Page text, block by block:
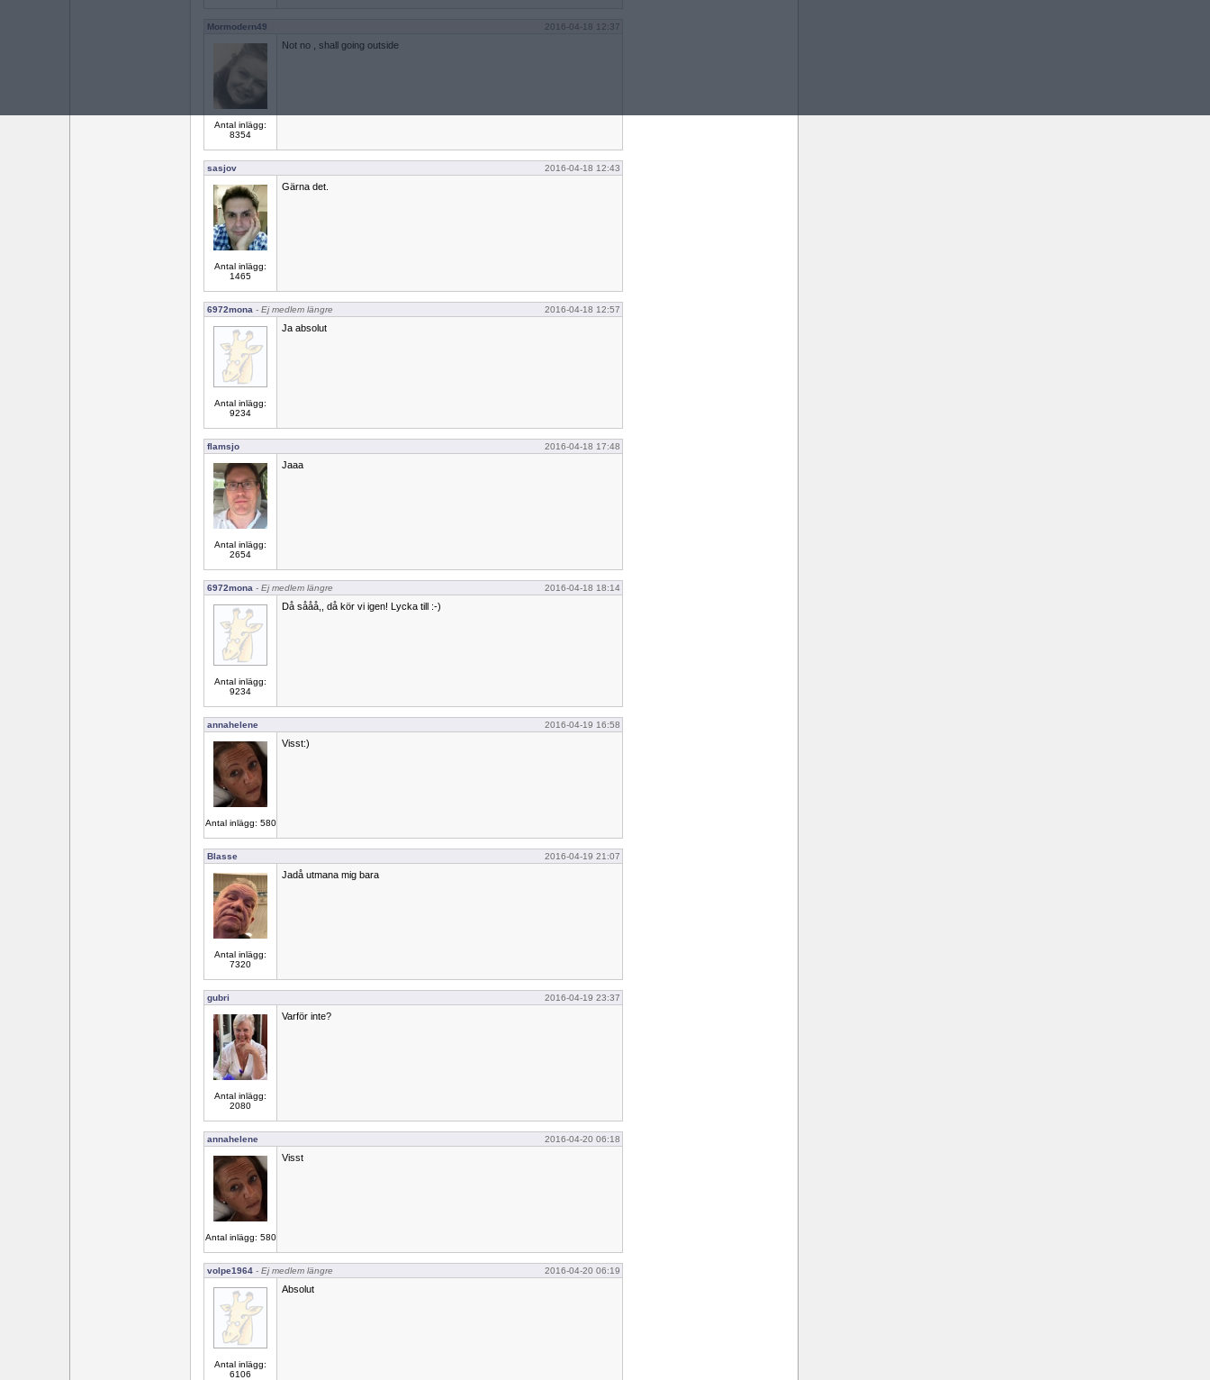
Mormodern49 2016-04-18 12:37
Antal inlägg:
8354
Not no , shall going outside
sasjov 2016-04-18 12:43
Antal inlägg:
1465
Gärna det.
6972mona - Ej medlem längre 2016-04-18 12:57
Antal inlägg:
9234
Ja absolut
flamsjo 2016-04-18 17:48
Antal inlägg:
2654
Jaaa
6972mona - Ej medlem längre 2016-04-18 18:14
Antal inlägg:
9234
Då sååå,, då kör vi igen! Lycka till :-)
annahelene 2016-04-19 16:58
Antal inlägg: 580
Visst:)
Blasse 2016-04-19 21:07
Antal inlägg:
7320
Jadå utmana mig bara
gubri 2016-04-19 23:37
Antal inlägg:
2080
Varför inte?
annahelene 2016-04-20 06:18
Antal inlägg: 580
Visst
volpe1964 - Ej medlem längre 2016-04-20 06:19
Antal inlägg:
6106
Absolut